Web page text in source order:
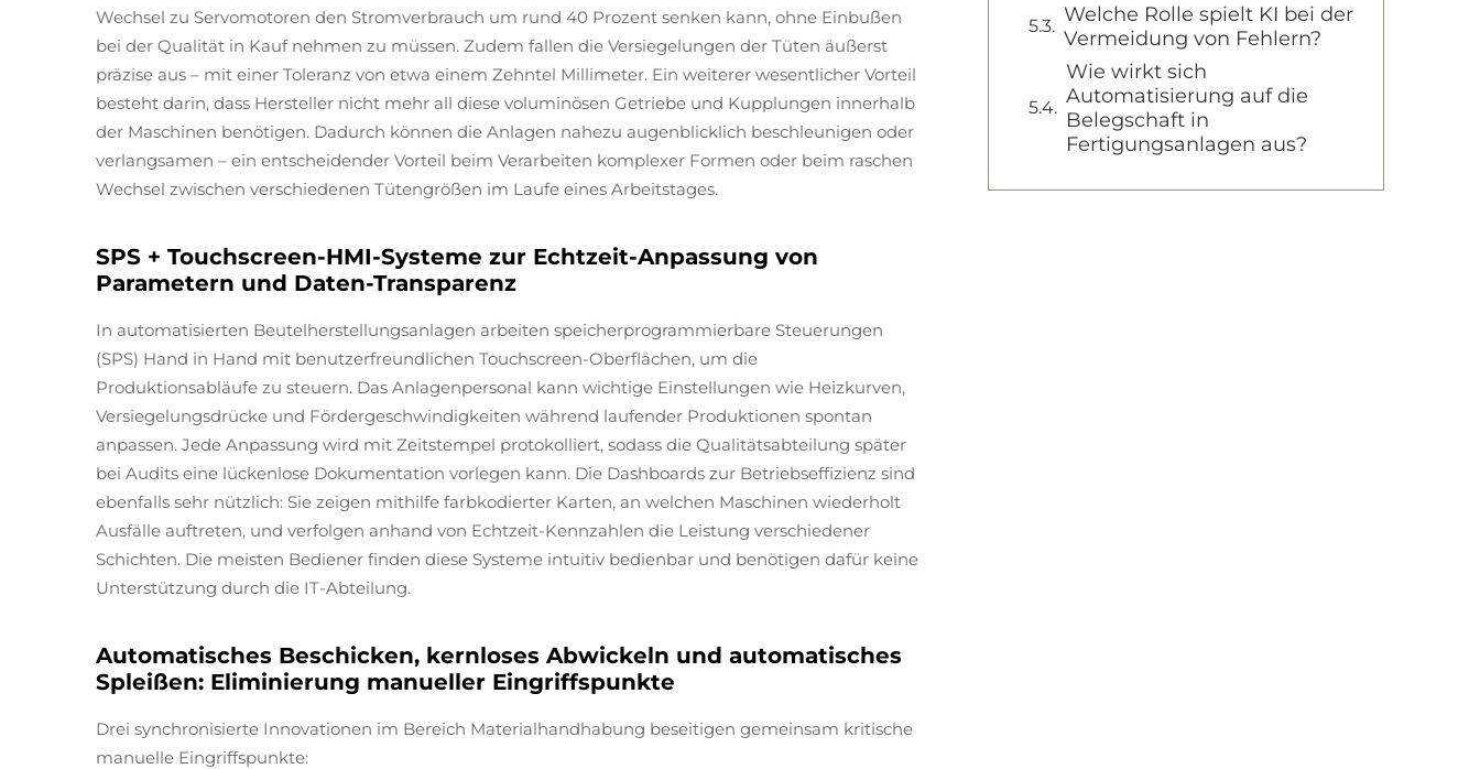
Wechsel zu Servomotoren den Stromverbrauch um rund 40 Prozent senken kann, ohne Einbußen
bei der Qualität in Kauf nehmen zu müssen. Zudem fallen die Versiegelungen der Tüten äußerst
präzise aus – mit einer Toleranz von etwa einem Zehntel Millimeter. Ein weiterer wesentlicher Vorteil
besteht darin, dass Hersteller nicht mehr all diese voluminösen Getriebe und Kupplungen innerhalb
der Maschinen benötigen. Dadurch können die Anlagen nahezu augenblicklich beschleunigen oder
verlangsamen – ein entscheidender Vorteil beim Verarbeiten komplexer Formen oder beim raschen
Wechsel zwischen verschiedenen Tütengrößen im Laufe eines Arbeitstages.
SPS + Touchscreen-HMI-Systeme zur Echtzeit-Anpassung von
Parametern und Daten-Transparenz
In automatisierten Beutelherstellungsanlagen arbeiten speicherprogrammierbare Steuerungen
(SPS) Hand in Hand mit benutzerfreundlichen Touchscreen-Oberflächen, um die
Produktionsabläufe zu steuern. Das Anlagenpersonal kann wichtige Einstellungen wie Heizkurven,
Versiegelungsdrücke und Fördergeschwindigkeiten während laufender Produktionen spontan
anpassen. Jede Anpassung wird mit Zeitstempel protokolliert, sodass die Qualitätsabteilung später
bei Audits eine lückenlose Dokumentation vorlegen kann. Die Dashboards zur Betriebseffizienz sind
ebenfalls sehr nützlich: Sie zeigen mithilfe farbkodierter Karten, an welchen Maschinen wiederholt
Ausfälle auftreten, und verfolgen anhand von Echtzeit-Kennzahlen die Leistung verschiedener
Schichten. Die meisten Bediener finden diese Systeme intuitiv bedienbar und benötigen dafür keine
Unterstützung durch die IT-Abteilung.
Automatisches Beschicken, kernloses Abwickeln und automatisches
Spleißen: Eliminierung manueller Eingriffspunkte
Drei synchronisierte Innovationen im Bereich Materialhandhabung beseitigen gemeinsam kritische
manuelle Eingriffspunkte:
Welche Rolle spielt KI bei der
Vermeidung von Fehlern?
Wie wirkt sich
Automatisierung auf die
Belegschaft in
Fertigungsanlagen aus?